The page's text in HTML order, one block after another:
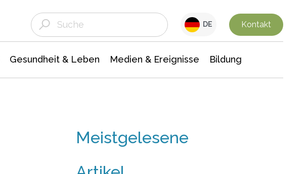
DE Kontakt
Gesundheit & Leben Medien & Ereignisse Bildung
Meistgelesene